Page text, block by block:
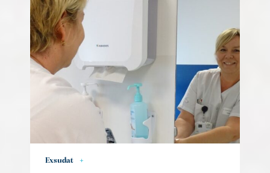
Exsudat +